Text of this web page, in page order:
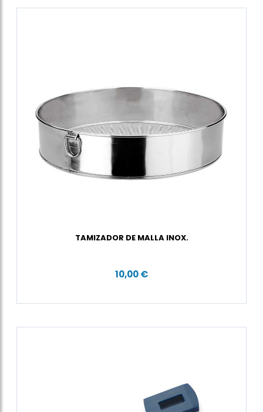
TAMIZADOR DE MALLA INOX.
10,00 €